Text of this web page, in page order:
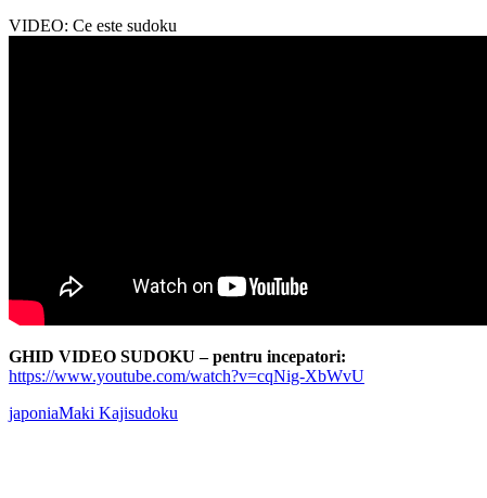
VIDEO: Ce este sudoku
GHID VIDEO SUDOKU – pentru incepatori:
https://www.youtube.com/watch?v=cqNig-XbWvU
japoniaMaki Kajisudoku